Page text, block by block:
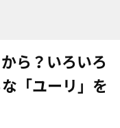
ら？いろいろ
「ユーリ」を